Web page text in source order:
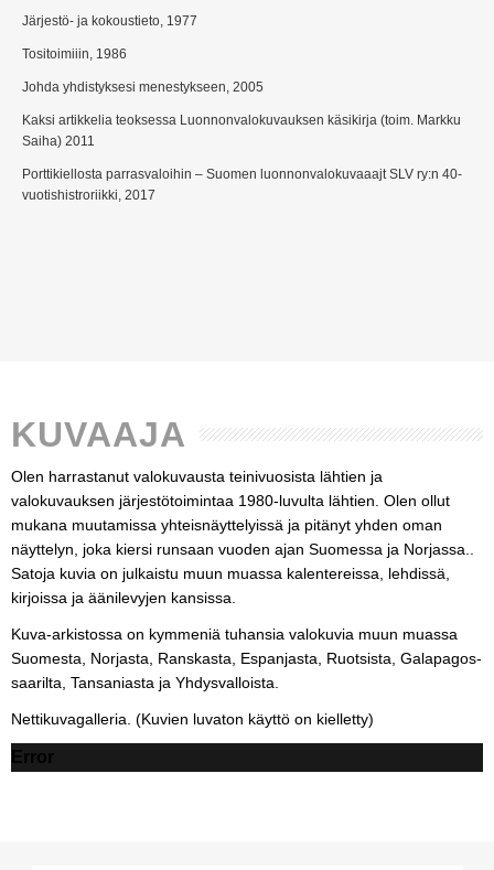
Järjestö- ja kokoustieto, 1977
Tositoimiiin, 1986
Johda yhdistyksesi menestykseen, 2005
Kaksi artikkelia teoksessa Luonnonvalokuvauksen käsikirja (toim. Markku
Saiha) 2011
Porttikiellosta parrasvaloihin – Suomen luonnonvalokuvaaajt SLV ry:n 40-
vuotishistroriikki, 2017
KUVAAJA
Olen harrastanut valokuvausta teinivuosista lähtien ja
valokuvauksen järjestötoimintaa 1980-luvulta lähtien. Olen ollut
mukana muutamissa yhteisnäyttelyissä ja pitänyt yhden oman
näyttelyn, joka kiersi runsaan vuoden ajan Suomessa ja Norjassa..
Satoja kuvia on julkaistu muun muassa kalentereissa, lehdissä,
kirjoissa ja äänilevyjen kansissa.
Kuva-arkistossa on kymmeniä tuhansia valokuvia muun muassa
Suomesta, Norjasta, Ranskasta, Espanjasta, Ruotsista, Galapagos-
saarilta, Tansaniasta ja Yhdysvalloista.
Nettikuvagalleria. (Kuvien luvaton käyttö on kielletty)
Error